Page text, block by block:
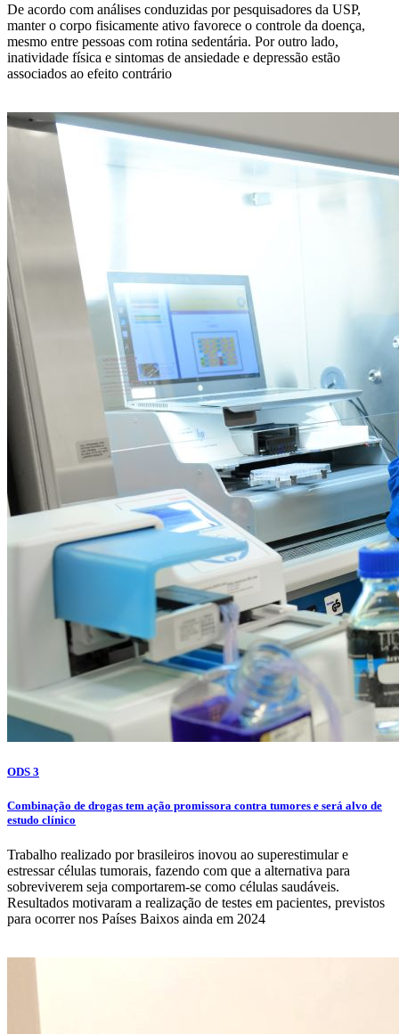
De acordo com análises conduzidas por pesquisadores da USP,
manter o corpo fisicamente ativo favorece o controle da doença,
mesmo entre pessoas com rotina sedentária. Por outro lado,
inatividade física e sintomas de ansiedade e depressão estão
associados ao efeito contrário
ODS 3
Combinação de drogas tem ação promissora contra tumores e será alvo de
estudo clínico
Trabalho realizado por brasileiros inovou ao superestimular e
estressar células tumorais, fazendo com que a alternativa para
sobreviverem seja comportarem-se como células saudáveis.
Resultados motivaram a realização de testes em pacientes, previstos
para ocorrer nos Países Baixos ainda em 2024